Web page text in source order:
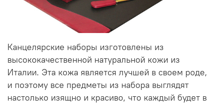
Канцелярские наборы изготовлены из
высококачественной натуральной кожи из
Италии. Эта кожа является лучшей в своем роде,
и поэтому все предметы из набора выглядят
настолько изящно и красиво, что каждый будет в